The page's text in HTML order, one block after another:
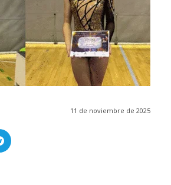
11 de noviembre de 2025